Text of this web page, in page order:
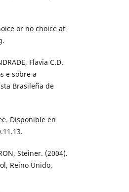
or no choice at
Flavia C.D.
e sobre a
Brasileña de
Disponible en
Steiner. (2004).
Reino Unido,